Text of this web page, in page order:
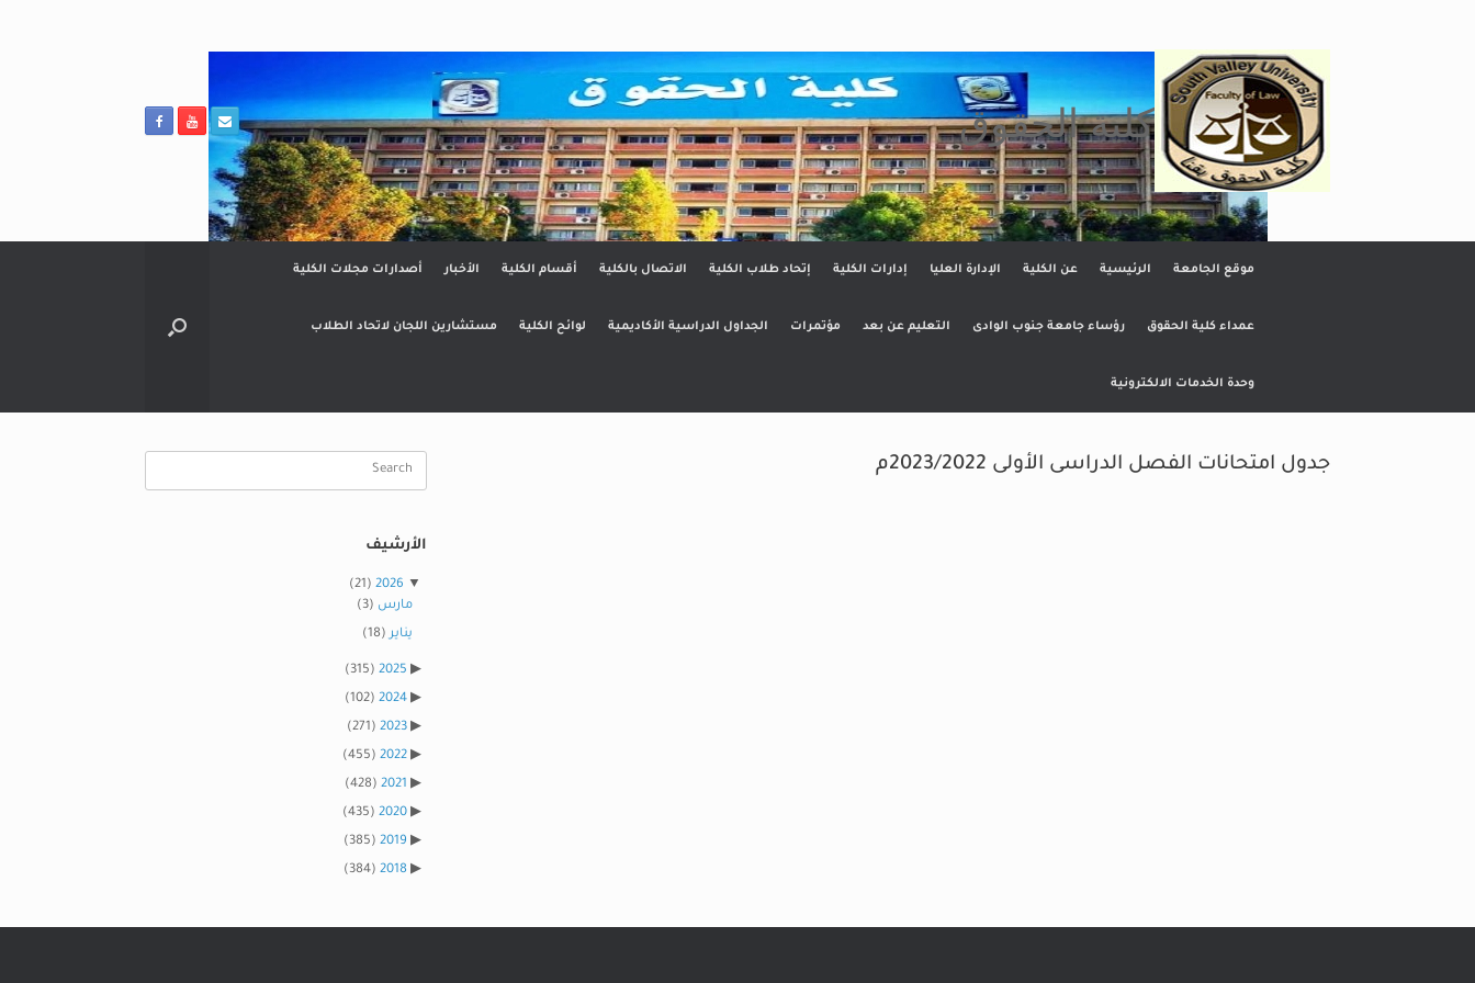
كلية الحقوق
موقع الجامعة الرئيسية عن الكلية الإدارة العليا إدارات الكلية إتحاد طلاب الكلية الاتصال بالكلية أقسام الكلية الأخبار أصدارات مجلات الكلية
عمداء كلية الحقوق رؤساء جامعة جنوب الوادى التعليم عن بعد مؤتمرات الجداول الدراسية الأكاديمية لوائح الكلية مستشارين اللجان لاتحاد الطلاب
وحدة الخدمات الالكترونية
جدول امتحانات الفصل الدراسى الأولى 2023/2022م
Search
الأرشيف
2026
(21)
مارس (3)
يناير(18)
2025
(315)
2024
(102)
2023
(271)
2022
(455)
2021
(428)
2020
(435)
2019
(385)
2018
(384)